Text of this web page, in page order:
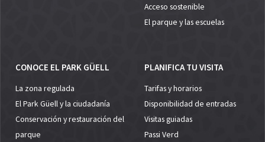
Acceso sostenible
El parque y las escuelas
CONOCE EL PARK GÜELL
La zona regulada
El Park Güell y la ciudadanía
Conservación y restauración del
parque
PLANIFICA TU VISITA
Tarifas y horarios
Disponibilidad de entradas
Visitas guiadas
Passi Verd